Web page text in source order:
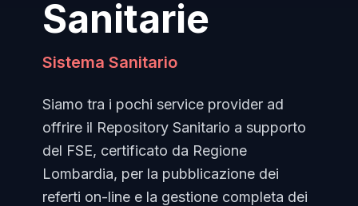
Sanitarie
Sistema Sanitario
Siamo tra i pochi service provider ad
offrire il Repository Sanitario a supporto
del FSE, certificato da Regione
Lombardia, per la pubblicazione dei
referti on-line e la gestione completa dei